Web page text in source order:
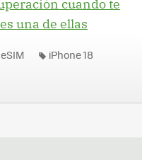
cuando te
una de ellas
eSIM iPhone 18